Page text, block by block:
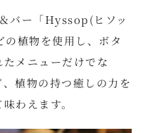
バー「Hyssop(ヒソッ
の植物を使用し、ボタ
メニューだけでな
植物の持つ癒しの力を
わえます。